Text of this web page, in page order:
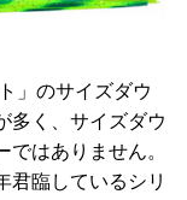
」のサイズダウ
多く、サイズダウ
はありません。
君臨しているシリ